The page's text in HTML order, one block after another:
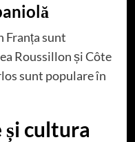
Franța sunt
Roussillon și Côte
sunt populare în
și cultura